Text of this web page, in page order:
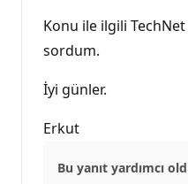
Konu ile ilgili
sordum.
İyi günler.
Erkut
Bu yanıt yardımcı